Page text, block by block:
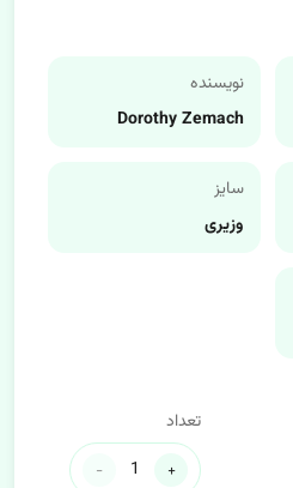
نویسنده
Dorothy Zemach
سایز
وزیری
تعداد
+
-